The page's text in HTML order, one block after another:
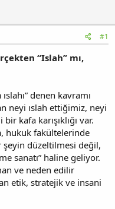
#1
“Islah” mı,
denen kavramı
neyi ıslah ettiğimiz, neyi
kafa karışıklığı var.
hukuk fakültelerinde
düzeltilmesi değil,
sanatı” haline geliyor.
ve neden edilir
etik, stratejik ve insani